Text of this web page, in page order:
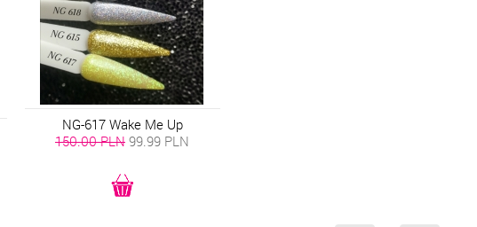
NG-617 Wake Me Up
150.00 PLN 99.99 PLN